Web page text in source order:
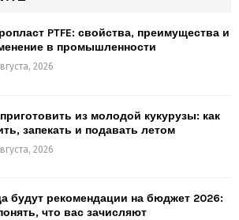
PTFE: свойства, преимущества и
в промышленности
2026
из молодой кукурузы: как
запекать и подавать летом
2026
будут рекомендации на бюджет 2026:
что вас зачисляют